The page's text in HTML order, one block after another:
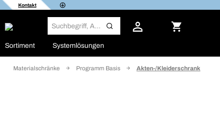
Kontakt
Sortiment Systemlösungen
Materialschränke Programm Basis Akten-/Kleiderschrank